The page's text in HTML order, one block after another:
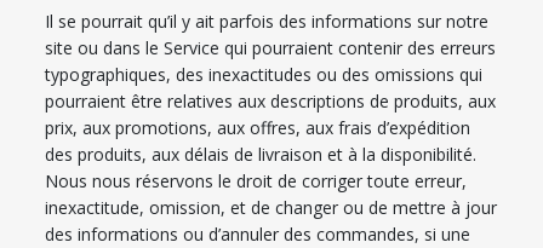
Il se pourrait qu’il y ait parfois des informations sur notre
site ou dans le Service qui pourraient contenir des erreurs
typographiques, des inexactitudes ou des omissions qui
pourraient être relatives aux descriptions de produits, aux
prix, aux promotions, aux offres, aux frais d’expédition
des produits, aux délais de livraison et à la disponibilité.
Nous nous réservons le droit de corriger toute erreur,
inexactitude, omission, et de changer ou de mettre à jour
des informations ou d’annuler des commandes, si une